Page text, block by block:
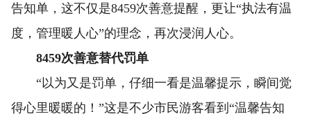
告知单，这不仅是8459次善意提醒，更让“执法有温
度，管理暖人心”的理念，再次浸润人心。
8459次善意替代罚单
“以为又是罚单，仔细一看是温馨提示，瞬间觉
得心里暖暖的！”这是不少市民游客看到“温馨告知